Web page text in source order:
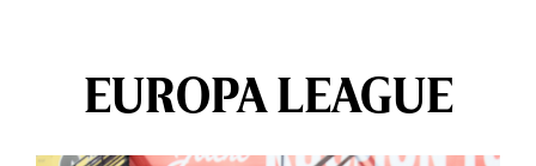
EUROPA LEAGUE